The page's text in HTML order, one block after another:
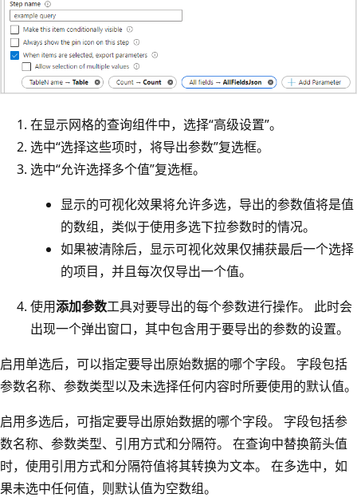
在显示网格的查询组件中，选择“高级设置”。
选中“选择这些项时，将导出参数”复选框。
选中“允许选择多个值”复选框。
显示的可视化效果将允许多选，导出的参数值将是值
的数组，类似于使用多选下拉参数时的情况。
如果被清除后，显示可视化效果仅捕获最后一个选择
的项目，并且每次仅导出一个值。
使用添加参数工具对要导出的每个参数进行操作。 此时会
出现一个弹出窗口，其中包含用于要导出的参数的设置。
启用单选后，可以指定要导出原始数据的哪个字段。 字段包括
参数名称、参数类型以及未选择任何内容时所要使用的默认值。
启用多选后，可指定要导出原始数据的哪个字段。 字段包括参
数名称、参数类型、引用方式和分隔符。 在查询中替换箭头值
时，使用引用方式和分隔符值将其转换为文本。 在多选中，如
果未选中任何值，则默认值为空数组。